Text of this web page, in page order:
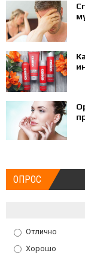
ОПРОС
Отлично
Хорошо